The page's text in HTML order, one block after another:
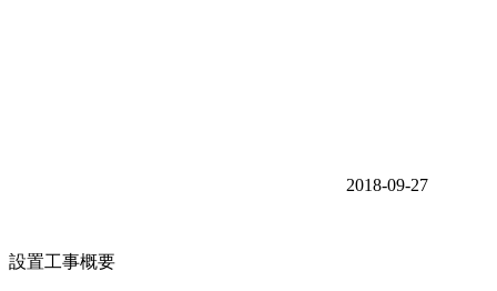
2018-09-27
設置工事概要